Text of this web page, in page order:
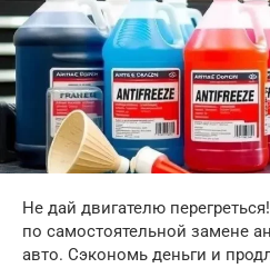
Не дай двигателю
по самостоятельной замене
авто. Сэкономь деньги и